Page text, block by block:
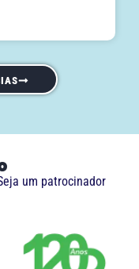
um patrocinador